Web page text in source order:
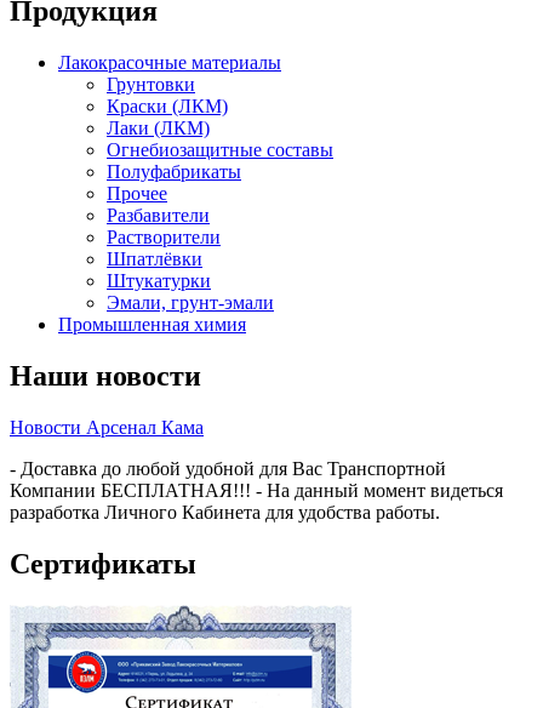
Продукция
Лакокрасочные материалы
Грунтовки
Краски (ЛКМ)
Лаки (ЛКМ)
Огнебиозащитные составы
Полуфабрикаты
Прочее
Разбавители
Растворители
Шпатлёвки
Штукатурки
Эмали, грунт-эмали
Промышленная химия
Наши новости
Новости Арсенал Кама
- Доставка до любой удобной для Вас Транспортной
Компании БЕСПЛАТНАЯ!!! - На данный момент видеться
разработка Личного Кабинета для удобства работы.
Сертификаты